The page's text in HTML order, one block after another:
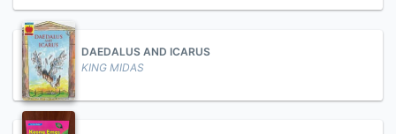
DAEDALUS AND ICARUS
KING MIDAS